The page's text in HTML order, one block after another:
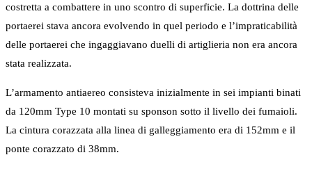
costretta a combattere in uno scontro di superficie. La dottrina delle
portaerei stava ancora evolvendo in quel periodo e l’impraticabilità
delle portaerei che ingaggiavano duelli di artiglieria non era ancora
stata realizzata.
L’armamento antiaereo consisteva inizialmente in sei impianti binati
da 120mm Type 10 montati su sponson sotto il livello dei fumaioli.
La cintura corazzata alla linea di galleggiamento era di 152mm e il
ponte corazzato di 38mm.